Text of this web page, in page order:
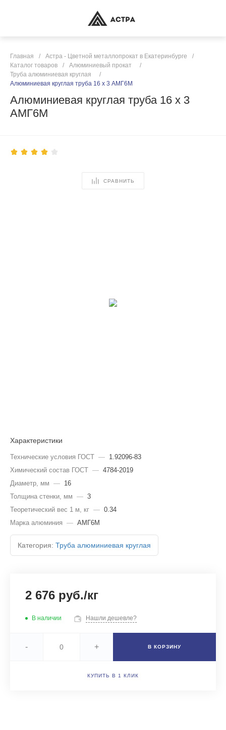
Главная / Астра - Цветной металлопрокат в Екатеринбурге
/
Каталог товаров
/ Алюминиевый прокат
/
Труба алюминиевая круглая
/
Алюминиевая круглая труба 16 х 3 АМГ6М
Алюминиевая круглая труба 16 х 3
АМГ6М
СРАВНИТЬ
Характеристики
Технические условия ГОСТ — 1.92096-83
Химический состав ГОСТ — 4784-2019
Диаметр, мм — 16
Толщина стенки, мм — 3
Теоретический вес 1 м, кг — 0.34
Марка алюминия — АМГ6М
Категория: Труба алюминиевая круглая
2 676 руб./кг
В наличии Нашли дешевле?
- + В КОРЗИНУ
КУПИТЬ В 1 КЛИК